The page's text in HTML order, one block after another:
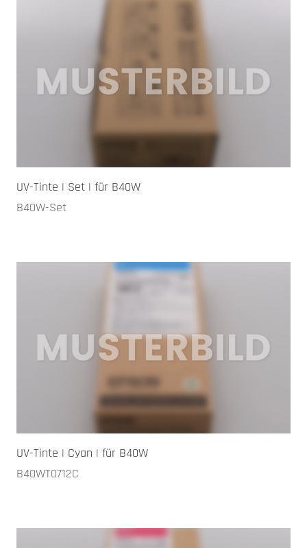
UV-Tinte | Set | für B40W
B40W-Set
UV-Tinte | Cyan | für B40W
B40WT0712C